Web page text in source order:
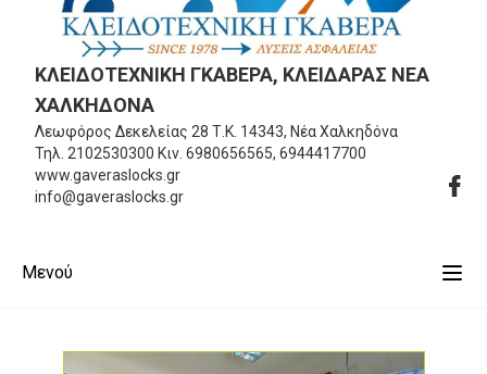
ΚΛΕΙΔΟΤΕΧΝΙΚΗ ΓΚΑΒΕΡΑ, ΚΛΕΙΔΑΡΑΣ ΝΕΑ
ΧΑΛΚΗΔΟΝΑ
Λεωφόρος Δεκελείας 28 Τ.Κ. 14343, Νέα Χαλκηδόνα
Τηλ. 2102530300 Κιν. 6980656565, 6944417700
www.gaveraslocks.gr
info@gaveraslocks.gr
Μενού